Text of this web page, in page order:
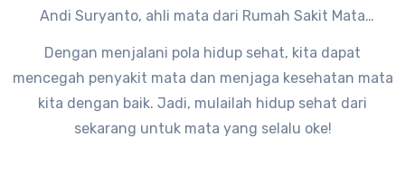
Andi Suryanto, ahli mata dari Rumah Sakit Mata
Dengan menjalani pola hidup sehat, kita dapat
mencegah penyakit mata dan menjaga kesehatan mata
kita dengan baik. Jadi, mulailah hidup sehat dari
sekarang untuk mata yang selalu oke!